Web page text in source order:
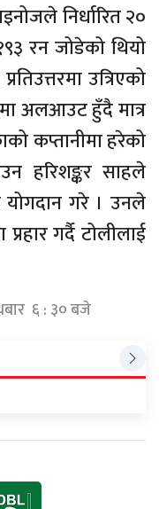
निर्धारित २०
रन जोडेको थियो
उत्रिएको
अलआउट हुँदै मात्र
कप्तानीमा हरेको
हरिशङ्कर साहले
योगदान गरे । उनले
गर्दै टोलीलाई
६ : ३० बजे